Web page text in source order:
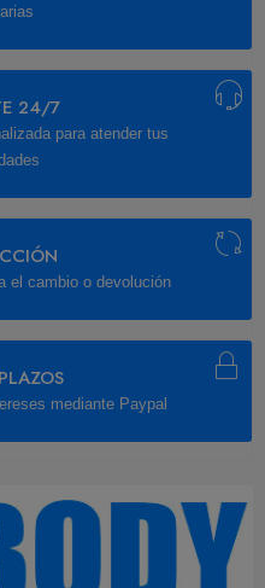
24/7
para atender tus
el cambio o devolución
mediante Paypal